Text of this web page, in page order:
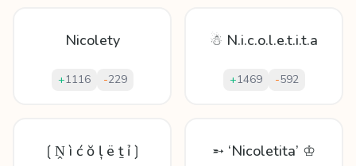
Nicolety
+1116 -229
☃ N.i.c.o.l.e.t.i.t.a
+1469 -592
❲Ṋ ì ć ŏ ļ ë ṯ ỉ❳ ➵ ‘Nicoletita’ ♔